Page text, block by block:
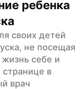
ребенка
своих детей
не посещая
жизнь себе и
странице в
врач